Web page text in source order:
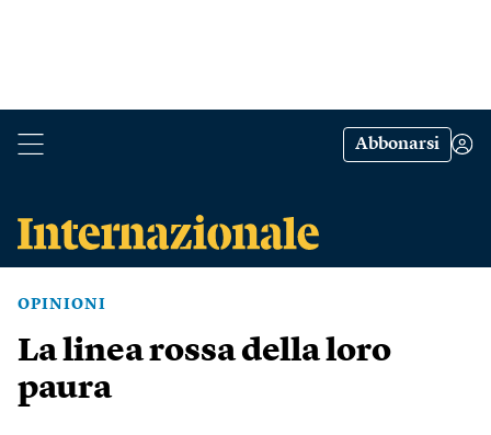
Abbonarsi
OPINIONI
La linea rossa della loro
paura